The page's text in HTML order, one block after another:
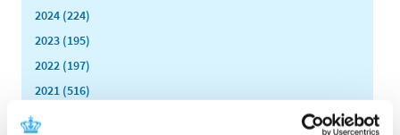
2024 (224)
2023 (195)
2022 (197)
2021 (516)